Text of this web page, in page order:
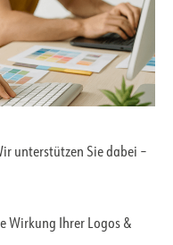
unterstützen Sie dabei –
Wirkung Ihrer Logos &